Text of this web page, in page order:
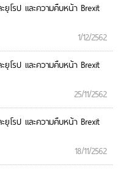
ยุโรป และความคืบหน้า Brexit
1/12/2562
ยุโรป และความคืบหน้า Brexit
25/11/2562
ยุโรป และความคืบหน้า Brexit
18/11/2562